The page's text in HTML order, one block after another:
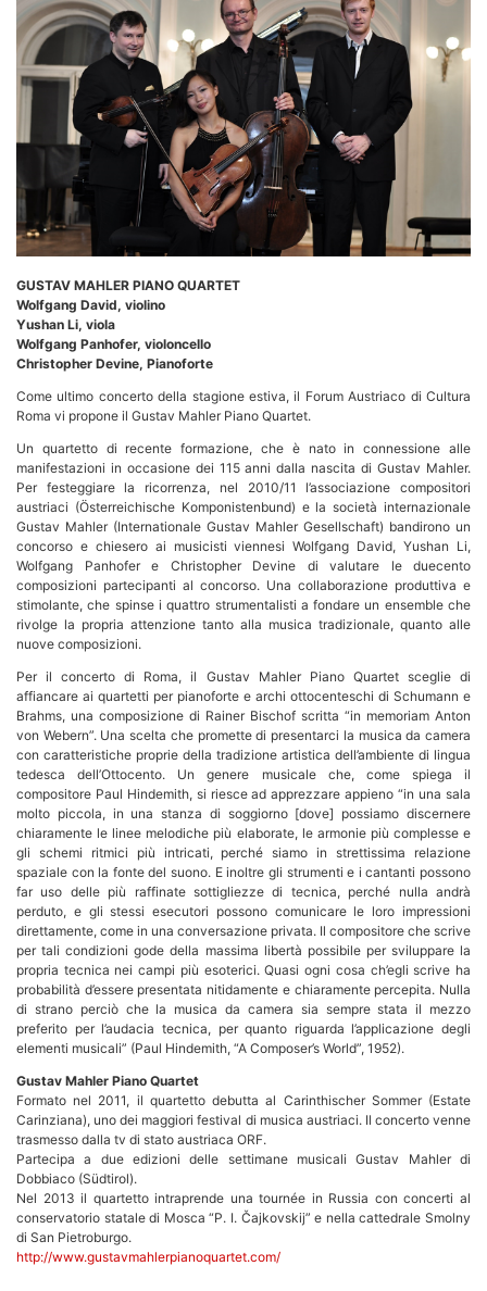
GUSTAV MAHLER PIANO QUARTET
Wolfgang David, violino
Yushan Li, viola
Wolfgang Panhofer, violoncello
Christopher Devine, Pianoforte
Come ultimo concerto della stagione estiva, il Forum Austriaco di Cultura
Roma vi propone il Gustav Mahler Piano Quartet.
Un quartetto di recente formazione, che è nato in connessione alle
manifestazioni in occasione dei 115 anni dalla nascita di Gustav Mahler.
Per festeggiare la ricorrenza, nel 2010/11 l’associazione compositori
austriaci (Österreichische Komponistenbund) e la società internazionale
Gustav Mahler (Internationale Gustav Mahler Gesellschaft) bandirono un
concorso e chiesero ai musicisti viennesi Wolfgang David, Yushan Li,
Wolfgang Panhofer e Christopher Devine di valutare le duecento
composizioni partecipanti al concorso. Una collaborazione produttiva e
stimolante, che spinse i quattro strumentalisti a fondare un ensemble che
rivolge la propria attenzione tanto alla musica tradizionale, quanto alle
nuove composizioni.
Per il concerto di Roma, il Gustav Mahler Piano Quartet sceglie di
affiancare ai quartetti per pianoforte e archi ottocenteschi di Schumann e
Brahms, una composizione di Rainer Bischof scritta “in memoriam Anton
von Webern”. Una scelta che promette di presentarci la musica da camera
con caratteristiche proprie della tradizione artistica dell’ambiente di lingua
tedesca dell’Ottocento. Un genere musicale che, come spiega il
compositore Paul Hindemith, si riesce ad apprezzare appieno “in una sala
molto piccola, in una stanza di soggiorno [dove] possiamo discernere
chiaramente le linee melodiche più elaborate, le armonie più complesse e
gli schemi ritmici più intricati, perché siamo in strettissima relazione
spaziale con la fonte del suono. E inoltre gli strumenti e i cantanti possono
far uso delle più raffinate sottigliezze di tecnica, perché nulla andrà
perduto, e gli stessi esecutori possono comunicare le loro impressioni
direttamente, come in una conversazione privata. Il compositore che scrive
per tali condizioni gode della massima libertà possibile per sviluppare la
propria tecnica nei campi più esoterici. Quasi ogni cosa ch’egli scrive ha
probabilità d’essere presentata nitidamente e chiaramente percepita. Nulla
di strano perciò che la musica da camera sia sempre stata il mezzo
preferito per l’audacia tecnica, per quanto riguarda l’applicazione degli
elementi musicali” (Paul Hindemith, “A Composer’s World”, 1952).
Gustav Mahler Piano Quartet
Formato nel 2011, il quartetto debutta al Carinthischer Sommer (Estate
Carinziana), uno dei maggiori festival di musica austriaci. Il concerto venne
trasmesso dalla tv di stato austriaca ORF.
Partecipa a due edizioni delle settimane musicali Gustav Mahler di
Dobbiaco (Südtirol).
Nel 2013 il quartetto intraprende una tournée in Russia con concerti al
conservatorio statale di Mosca “P. I. Čajkovskij” e nella cattedrale Smolny
di San Pietroburgo.
http://www.gustavmahlerpianoquartet.com/